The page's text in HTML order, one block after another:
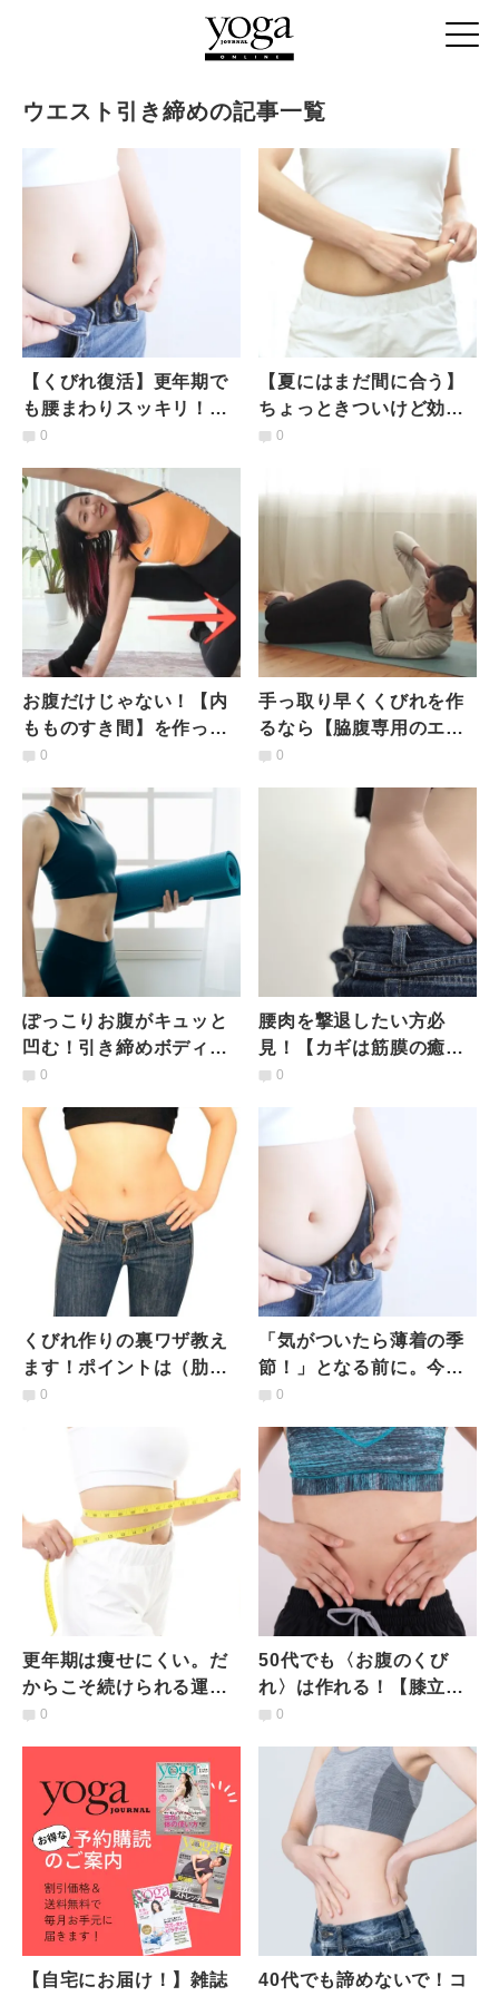
ウエスト引き締めの記事一覧
【くびれ復活】更年期で
も腰まわりスッキリ！有
酸素＆筋トレハイブリッ
0
【夏にはまだ間に合う】
ちょっときついけど効果
抜群！はみ肉撃退エクサ
0
お腹だけじゃない！【内
もものすき間】を作って
理想のスタイルに「お腹
し
0
手っ取り早くくびれを作
るなら【脇腹専用のエク
ササイズ】を！みるみる
0
ぽっこりお腹がキュッと
凹む！引き締めボディを
手に入れる腸腰筋エクサ
0
腰肉を撃退したい方必
見！【カギは筋膜の癒
着】腰まわりの贅肉がみ
エクササイズ
0
くびれ作りの裏ワザ教え
ます！ポイントは（肋
骨）筆者自身が成功した
0
「気がついたら薄着の季
節！」となる前に。今か
ら習慣にしておこう！ぽ
ササイズ
0
更年期は痩せにくい。だ
からこそ続けられる運動
を！【仰向けでOK】本気
0
50代でも〈お腹のくび
れ〉は作れる！【膝立ち
になって横に倒れるだ
0
【自宅にお届け！】雑誌 40代でも諦めないで！コ